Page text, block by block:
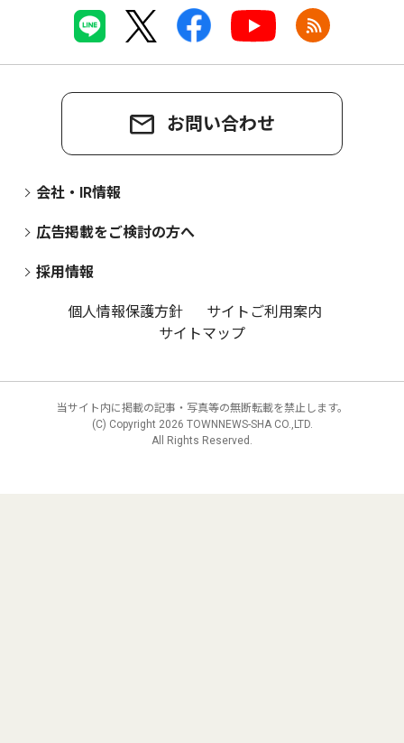
お問い合わせ
会社・IR情報
広告掲載をご検討の方へ
採用情報
個人情報保護方針
サイトご利用案内
サイトマップ
当サイト内に掲載の記事・写真等の無断転載を禁止します。
(C) Copyright 2026 TOWNNEWS-SHA CO.,LTD.
All Rights Reserved.